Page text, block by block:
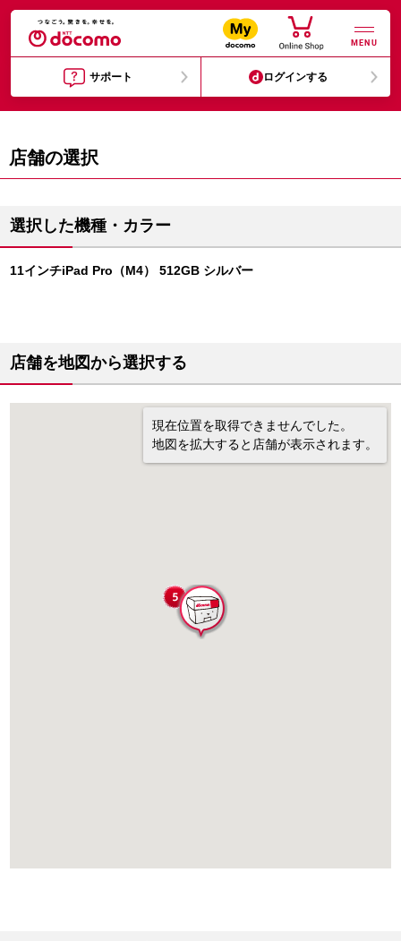
MENU
サポート ログインする
店舗の選択
選択した機種・カラー
11インチiPad Pro（M4） 512GB シルバー
店舗を地図から選択する
現在位置を取得できませんでした。
地図を拡大すると店舗が表示されます。